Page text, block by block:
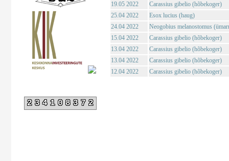
234108372
19.05 2022
Carassius gibelio (hõbekoger)
25.04 2022
Esox lucius (haug)
24.04 2022
Neogobius melanostomus
15.04 2022
Carassius gibelio (hõbekoger)
13.04 2022
Carassius gibelio (hõbekoger)
13.04 2022
Carassius gibelio (hõbekoger)
12.04 2022
Carassius gibelio (hõbekoger)